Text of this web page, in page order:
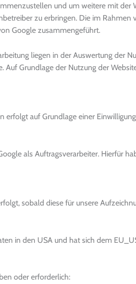
und um weitere mit
zu erbringen. Die im
Google zusammengeführt.
liegen in der Auswertung der
Auf Grundlage der Nutzung der
erfolgt auf Grundlage einer
als Auftragsverarbeiter. Hierfür
sobald diese für unsere
in den USA und hat sich dem
oder erforderlich: